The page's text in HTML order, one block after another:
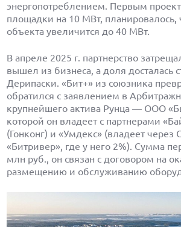
энергопотреблением. Первым
площадки на 10 МВт, планировалось,
объекта увеличится до 40 МВт.
В апреле 2025 г. партнерство
вышел из бизнеса, а доля досталась
Дерипаски. «Бит+» из союзника
обратился с заявлением в
крупнейшего актива Рунца — ООО
которой он владеет с партнерами
(Гонконг) и «Умдекс» (владеет
«Битривер», где у него 2%). Сумма
млн руб., он связан с договором на
размещению и обслуживанию